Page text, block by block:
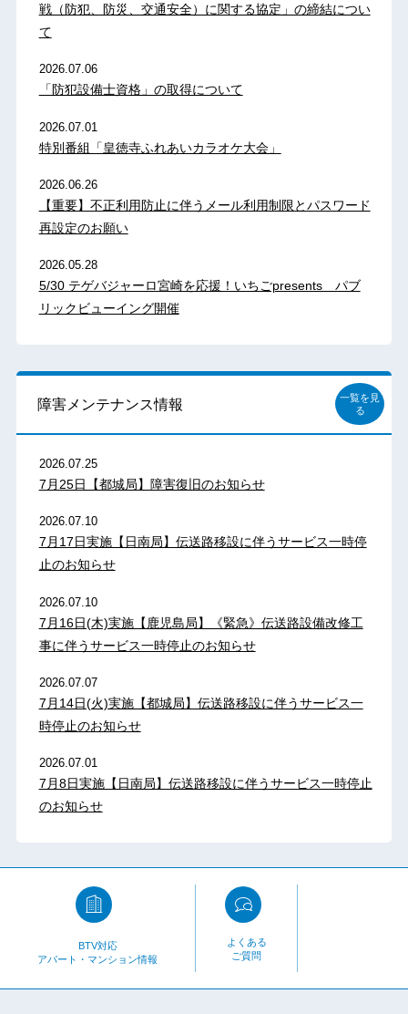
戦（防犯、防災、交通安全）に関する協定」の締結につい
て
2026.07.06
「防犯設備士資格」の取得について
2026.07.01
特別番組「皇徳寺ふれあいカラオケ大会」
2026.06.26
【重要】不正利用防止に伴うメール利用制限とパスワード
再設定のお願い
2026.05.28
5/30 テゲバジャーロ宮崎を応援！いちごpresents パブ
リックビューイング開催
障害メンテナンス情報
一覧を見
る
2026.07.25
7月25日【都城局】障害復旧のお知らせ
2026.07.10
7月17日実施【日南局】伝送路移設に伴うサービス一時停
止のお知らせ
2026.07.10
7月16日(木)実施【鹿児島局】《緊急》伝送路設備改修工
事に伴うサービス一時停止のお知らせ
2026.07.07
7月14日(火)実施【都城局】伝送路移設に伴うサービス一
時停止のお知らせ
2026.07.01
7月8日実施【日南局】伝送路移設に伴うサービス一時停止
のお知らせ
BTV対応
アパート・マンション情報
よくある
ご質問